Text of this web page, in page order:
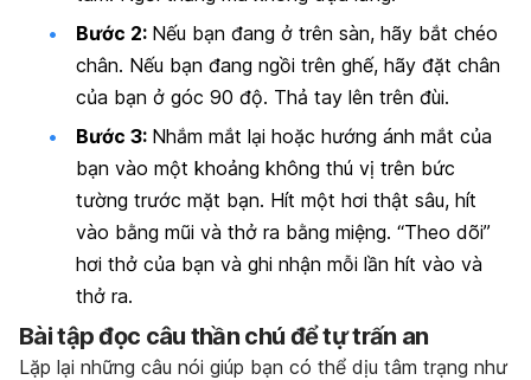
Bước 2: Nếu bạn đang ở trên sàn, hãy bắt chéo
chân. Nếu bạn đang ngồi trên ghế, hãy đặt chân
của bạn ở góc 90 độ. Thả tay lên trên đùi.
Bước 3: Nhắm mắt lại hoặc hướng ánh mắt của
bạn vào một khoảng không thú vị trên bức
tường trước mặt bạn. Hít một hơi thật sâu, hít
vào bằng mũi và thở ra bằng miệng. “Theo dõi”
hơi thở của bạn và ghi nhận mỗi lần hít vào và
thở ra.
Bài tập đọc câu thần chú để tự trấn an
Lặp lại những câu nói giúp bạn có thể dịu tâm trạng như